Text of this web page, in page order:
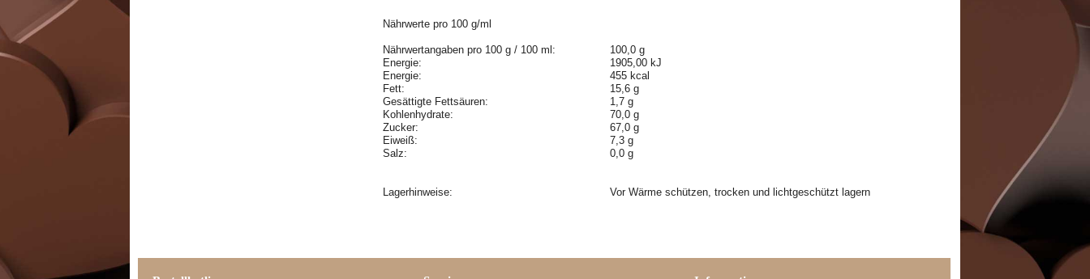
Nährwerte pro 100 g/ml
Nährwertangaben pro 100 g / 100 ml:
100,0 g
Energie:
1905,00 kJ
Energie:
455 kcal
Fett:
15,6 g
Gesättigte Fettsäuren:
1,7 g
Kohlenhydrate:
70,0 g
Zucker:
67,0 g
Eiweiß:
7,3 g
Salz:
0,0 g
Lagerhinweise: Vor Wärme schützen, trocken und lichtgeschützt lagern